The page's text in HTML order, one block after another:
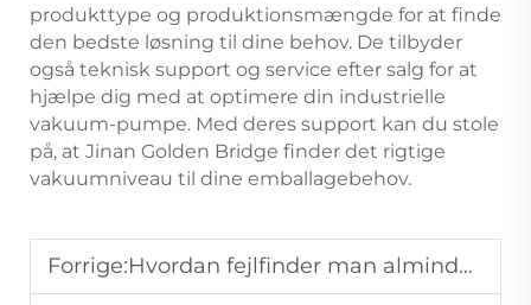
produkttype og produktionsmængde for at finde
den bedste løsning til dine behov. De tilbyder
også teknisk support og service efter salg for at
hjælpe dig med at optimere din industrielle
vakuum-pumpe. Med deres support kan du stole
på, at Jinan Golden Bridge finder det rigtige
vakuumniveau til dine emballagebehov.
Forrige:Hvordan fejlfinder man almindelige tryktabsproblemer i vakuum-pumper?